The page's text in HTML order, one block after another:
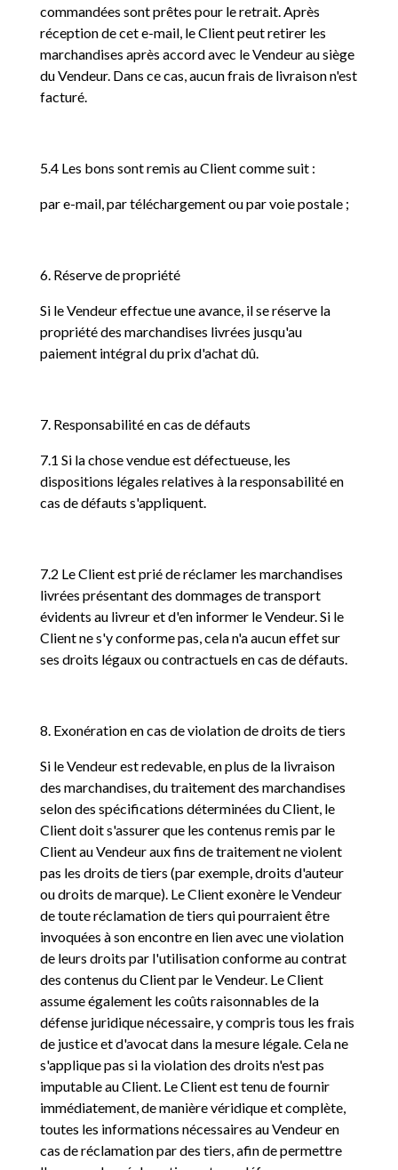
commandées sont prêtes pour le retrait. Après
réception de cet e-mail, le Client peut retirer les
marchandises après accord avec le Vendeur au siège
du Vendeur. Dans ce cas, aucun frais de livraison n'est
facturé.
5.4 Les bons sont remis au Client comme suit :
par e-mail, par téléchargement ou par voie postale ;
6. Réserve de propriété
Si le Vendeur effectue une avance, il se réserve la
propriété des marchandises livrées jusqu'au
paiement intégral du prix d'achat dû.
7. Responsabilité en cas de défauts
7.1 Si la chose vendue est défectueuse, les
dispositions légales relatives à la responsabilité en
cas de défauts s'appliquent.
7.2 Le Client est prié de réclamer les marchandises
livrées présentant des dommages de transport
évidents au livreur et d'en informer le Vendeur. Si le
Client ne s'y conforme pas, cela n'a aucun effet sur
ses droits légaux ou contractuels en cas de défauts.
8. Exonération en cas de violation de droits de tiers
Si le Vendeur est redevable, en plus de la livraison
des marchandises, du traitement des marchandises
selon des spécifications déterminées du Client, le
Client doit s'assurer que les contenus remis par le
Client au Vendeur aux fins de traitement ne violent
pas les droits de tiers (par exemple, droits d'auteur
ou droits de marque). Le Client exonère le Vendeur
de toute réclamation de tiers qui pourraient être
invoquées à son encontre en lien avec une violation
de leurs droits par l'utilisation conforme au contrat
des contenus du Client par le Vendeur. Le Client
assume également les coûts raisonnables de la
défense juridique nécessaire, y compris tous les frais
de justice et d'avocat dans la mesure légale. Cela ne
s'applique pas si la violation des droits n'est pas
imputable au Client. Le Client est tenu de fournir
immédiatement, de manière véridique et complète,
toutes les informations nécessaires au Vendeur en
cas de réclamation par des tiers, afin de permettre